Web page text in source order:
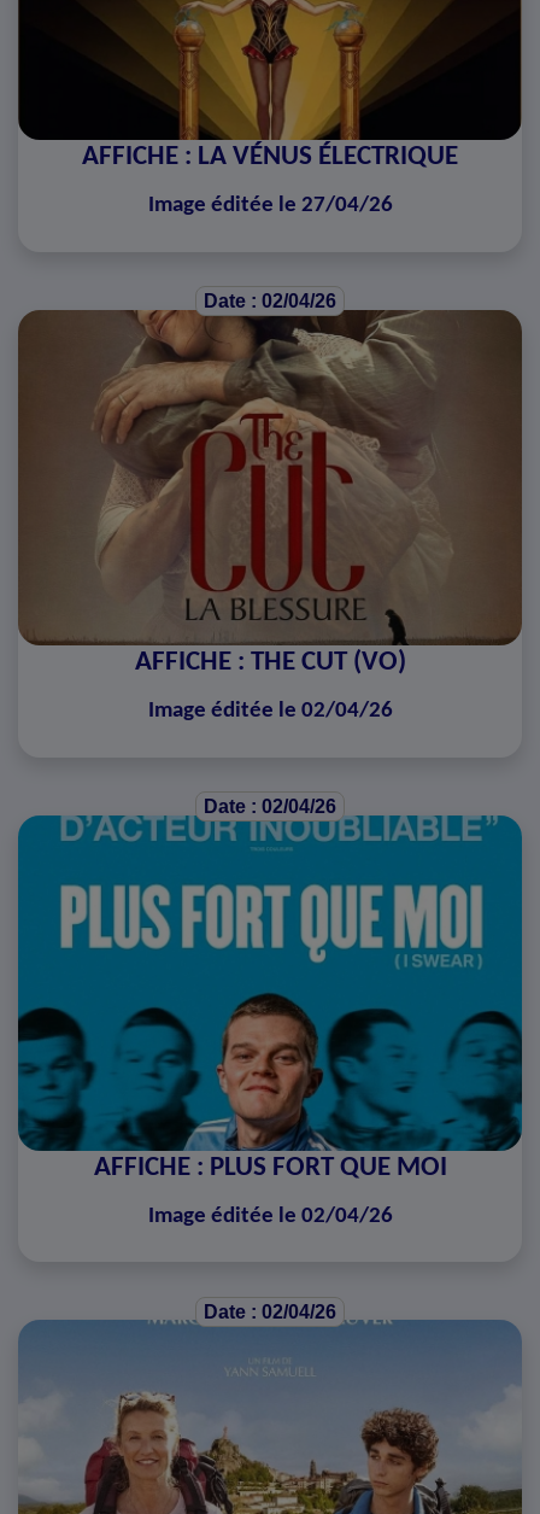
AFFICHE : LA VÉNUS ÉLECTRIQUE
Image éditée le 27/04/26
Date : 02/04/26
AFFICHE : THE CUT (VO)
Image éditée le 02/04/26
Date : 02/04/26
AFFICHE : PLUS FORT QUE MOI
Image éditée le 02/04/26
Date : 02/04/26